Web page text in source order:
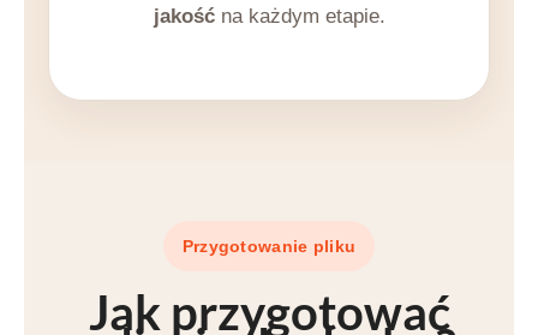
jakośćna każdym etapie.
Przygotowanie pliku
Jak przygotować